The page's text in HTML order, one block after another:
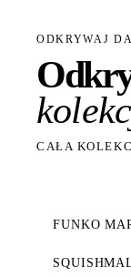
ODKRYWAJ
CAŁA
FUNKO